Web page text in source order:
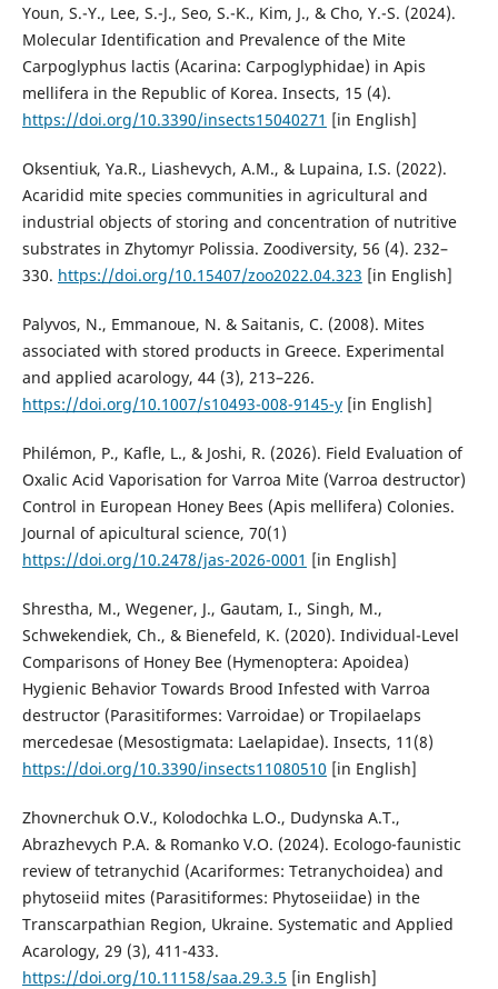
Youn, S.-Y., Lee, S.-J., Seo, S.-K., Kim, J., & Cho, Y.-S. (2024).
Molecular Identification and Prevalence of the Mite
Carpoglyphus lactis (Acarina: Carpoglyphidae) in Apis
mellifera in the Republic of Korea. Insects, 15 (4).
https://doi.org/10.3390/insects15040271 [in English]
Oksentiuk, Ya.R., Liashevych, A.M., & Lupaina, I.S. (2022).
Acaridid mite species communities in agricultural and
industrial objects of storing and concentration of nutritive
substrates in Zhytomyr Polissia. Zoodiversity, 56 (4). 232–
330. https://doi.org/10.15407/zoo2022.04.323 [in English]
Palyvos, N., Emmanoue, N. & Saitanis, C. (2008). Mites
associated with stored products in Greece. Experimental
and applied acarology, 44 (3), 213–226.
https://doi.org/10.1007/s10493-008-9145-y[in English]
Philémon, P., Kafle, L., & Joshi, R. (2026). Field Evaluation of
Oxalic Acid Vaporisation for Varroa Mite (Varroa destructor)
Control in European Honey Bees (Apis mellifera) Colonies.
Journal of apicultural science, 70(1)
https://doi.org/10.2478/jas-2026-0001 [in English]
Shrestha, M., Wegener, J., Gautam, I., Singh, M.,
Schwekendiek, Ch., & Bienefeld, K. (2020). Individual-Level
Comparisons of Honey Bee (Hymenoptera: Apoidea)
Hygienic Behavior Towards Brood Infested with Varroa
destructor (Parasitiformes: Varroidae) or Tropilaelaps
mercedesae (Mesostigmata: Laelapidae). Insects, 11(8)
https://doi.org/10.3390/insects11080510 [in English]
Zhovnerchuk O.V., Kolodochka L.O., Dudynska A.T.,
Abrazhevych P.A. & Romanko V.O. (2024). Ecologo-faunistic
review of tetranychid (Acariformes: Tetranychoidea) and
phytoseiid mites (Parasitiformes: Phytoseiidae) in the
Transcarpathian Region, Ukraine. Systematic and Applied
Acarology, 29 (3), 411-433.
https://doi.org/10.11158/saa.29.3.5 [in English]